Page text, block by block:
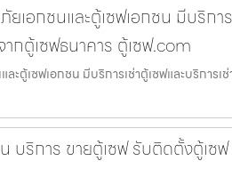
อกชนและตู้เซฟเอกชน มีบริการ
กตู้เซฟธนาคาร ตู้เซฟ.com
ตู้เซฟเอกชน มีบริการเช่าตู้เซฟและบริการ
บริการ ขายตู้เซฟ รับติดตั้งตู้เซ